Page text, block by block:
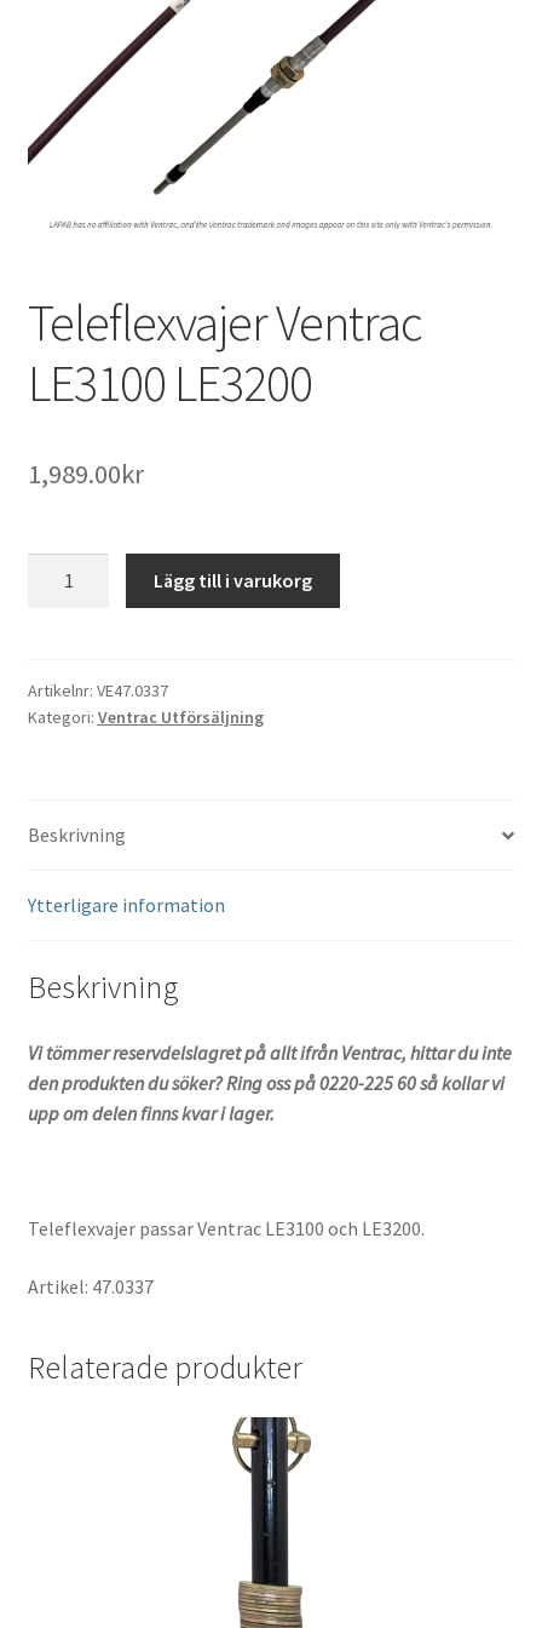
Kontakta oss
Köpvillkor
Teleflexvajer Ventrac
LE3100 LE3200
1,989.00kr
mängd
Lägg till i varukorg
Artikelnr: VE47.0337
Kategori: Ventrac Utförsäljning
Beskrivning
Ytterligare information
Beskrivning
Vi tömmer reservdelslagret på allt ifrån Ventrac, hittar du inte
den produkten du söker? Ring oss på 0220-225 60 så kollar vi
upp om delen finns kvar i lager.
Teleflexvajer passar Ventrac LE3100 och LE3200.
Artikel: 47.0337
Relaterade produkter